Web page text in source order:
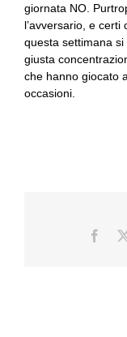
giornata NO.
l’avversario, e
questa settimana
giusta
che hanno giocato
occasioni.